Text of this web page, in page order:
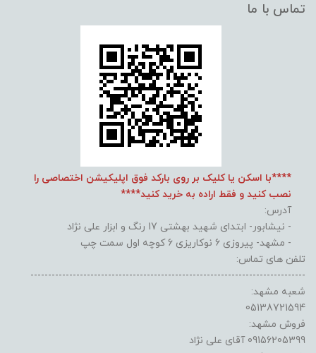
تماس با ما
****با اسکن یا کلیک بر روی بارکد فوق اپلیکیشن اختصاصی را
نصب کنید و فقط اراده به خرید کنید****
آدرس:
- نیشابور- ابتدای شهید بهشتی 17 رنگ و ابزار علی نژاد
- مشهد- پیروزی 6 نوکاریزی 6 کوچه اول سمت چپ
تلفن های تماس:
------------------------------------------------------------------------------
شعبه مشهد:
05138721594
فروش مشهد:
09156205399 آقای علی نژاد